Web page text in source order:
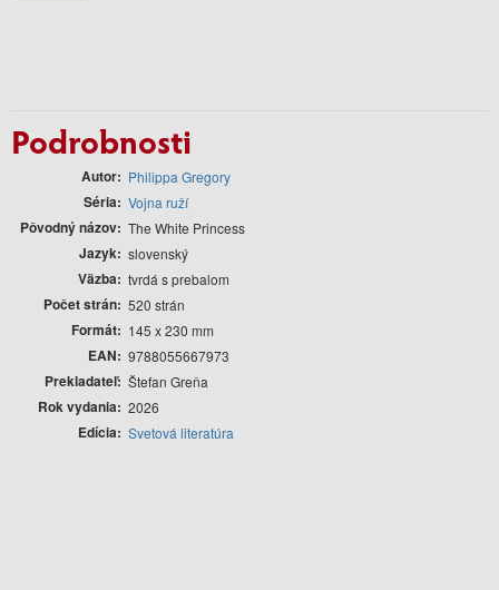
Podrobnosti
Autor Philippa Gregory
Séria Vojna ruží
Pôvodný názov The White Princess
Jazyk slovenský
Väzba tvrdá s prebalom
Počet strán 520 strán
Formát 145 x 230 mm
EAN 9788055667973
Prekladateľ Štefan Greňa
Rok vydania 2026
Edícia Svetová literatúra